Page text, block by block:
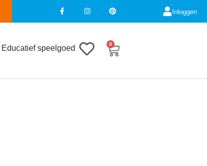
Inloggen
Educatief speelgoed 0